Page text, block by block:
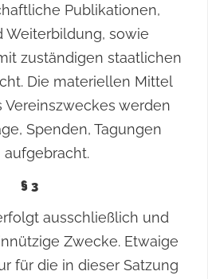
Publikationen,
Weiterbildung, sowie
zuständigen staatlichen
Die materiellen Mittel
Vereinszweckes werden
Spenden, Tagungen
§ 3
ausschließlich und
Zwecke. Etwaige
für die in dieser Satzung